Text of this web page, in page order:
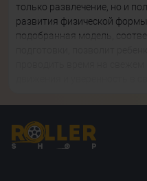
только развлечение, но и
развития физической
подобранная модель,